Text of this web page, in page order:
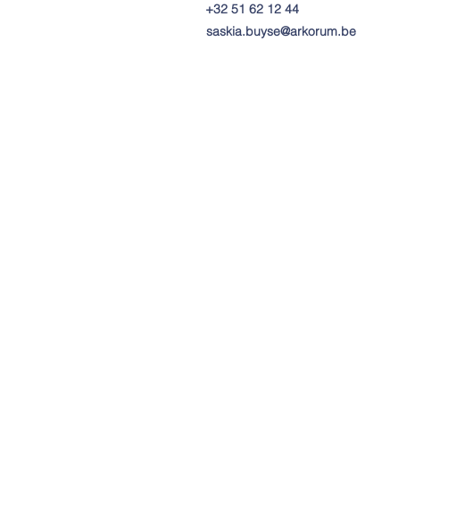
+32 51 62 12 44
saskia.buyse@arkorum.be